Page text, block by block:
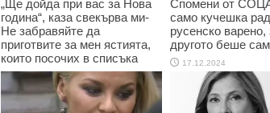
„Ще дойда при вас за Нова
година“, каза свекърва ми-
Не забравяйте да
приготвите за мен ястията,
които посочих в списъка
17.12.2024
Спомени от
само кучешка
русенско
другото беше
17.12.2024